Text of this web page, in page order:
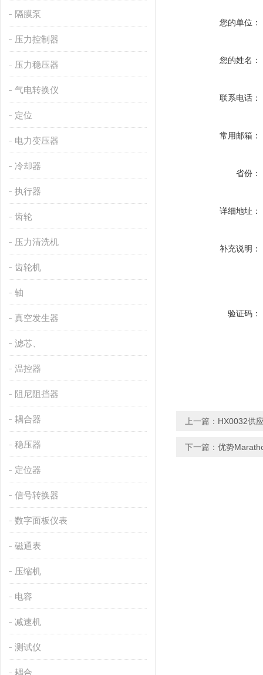
隔膜泵
压力控制器
压力稳压器
气电转换仪
定位
电力变压器
冷却器
执行器
齿轮
压力清洗机
齿轮机
轴
真空发生器
滤芯、
温控器
阻尼阻挡器
耦合器
稳压器
定位器
信号转换器
数字面板仪表
磁通表
压缩机
电容
减速机
测试仪
耦合
您的单位：
您的姓名：
联系电话：
常用邮箱：
省份：
详细地址：
补充说明：
验证码：
上一篇： HX0032供
下一篇： 优势